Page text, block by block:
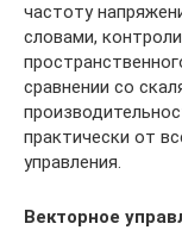
частоту
словами,
сравнении со
практически от
управления.
Векторное